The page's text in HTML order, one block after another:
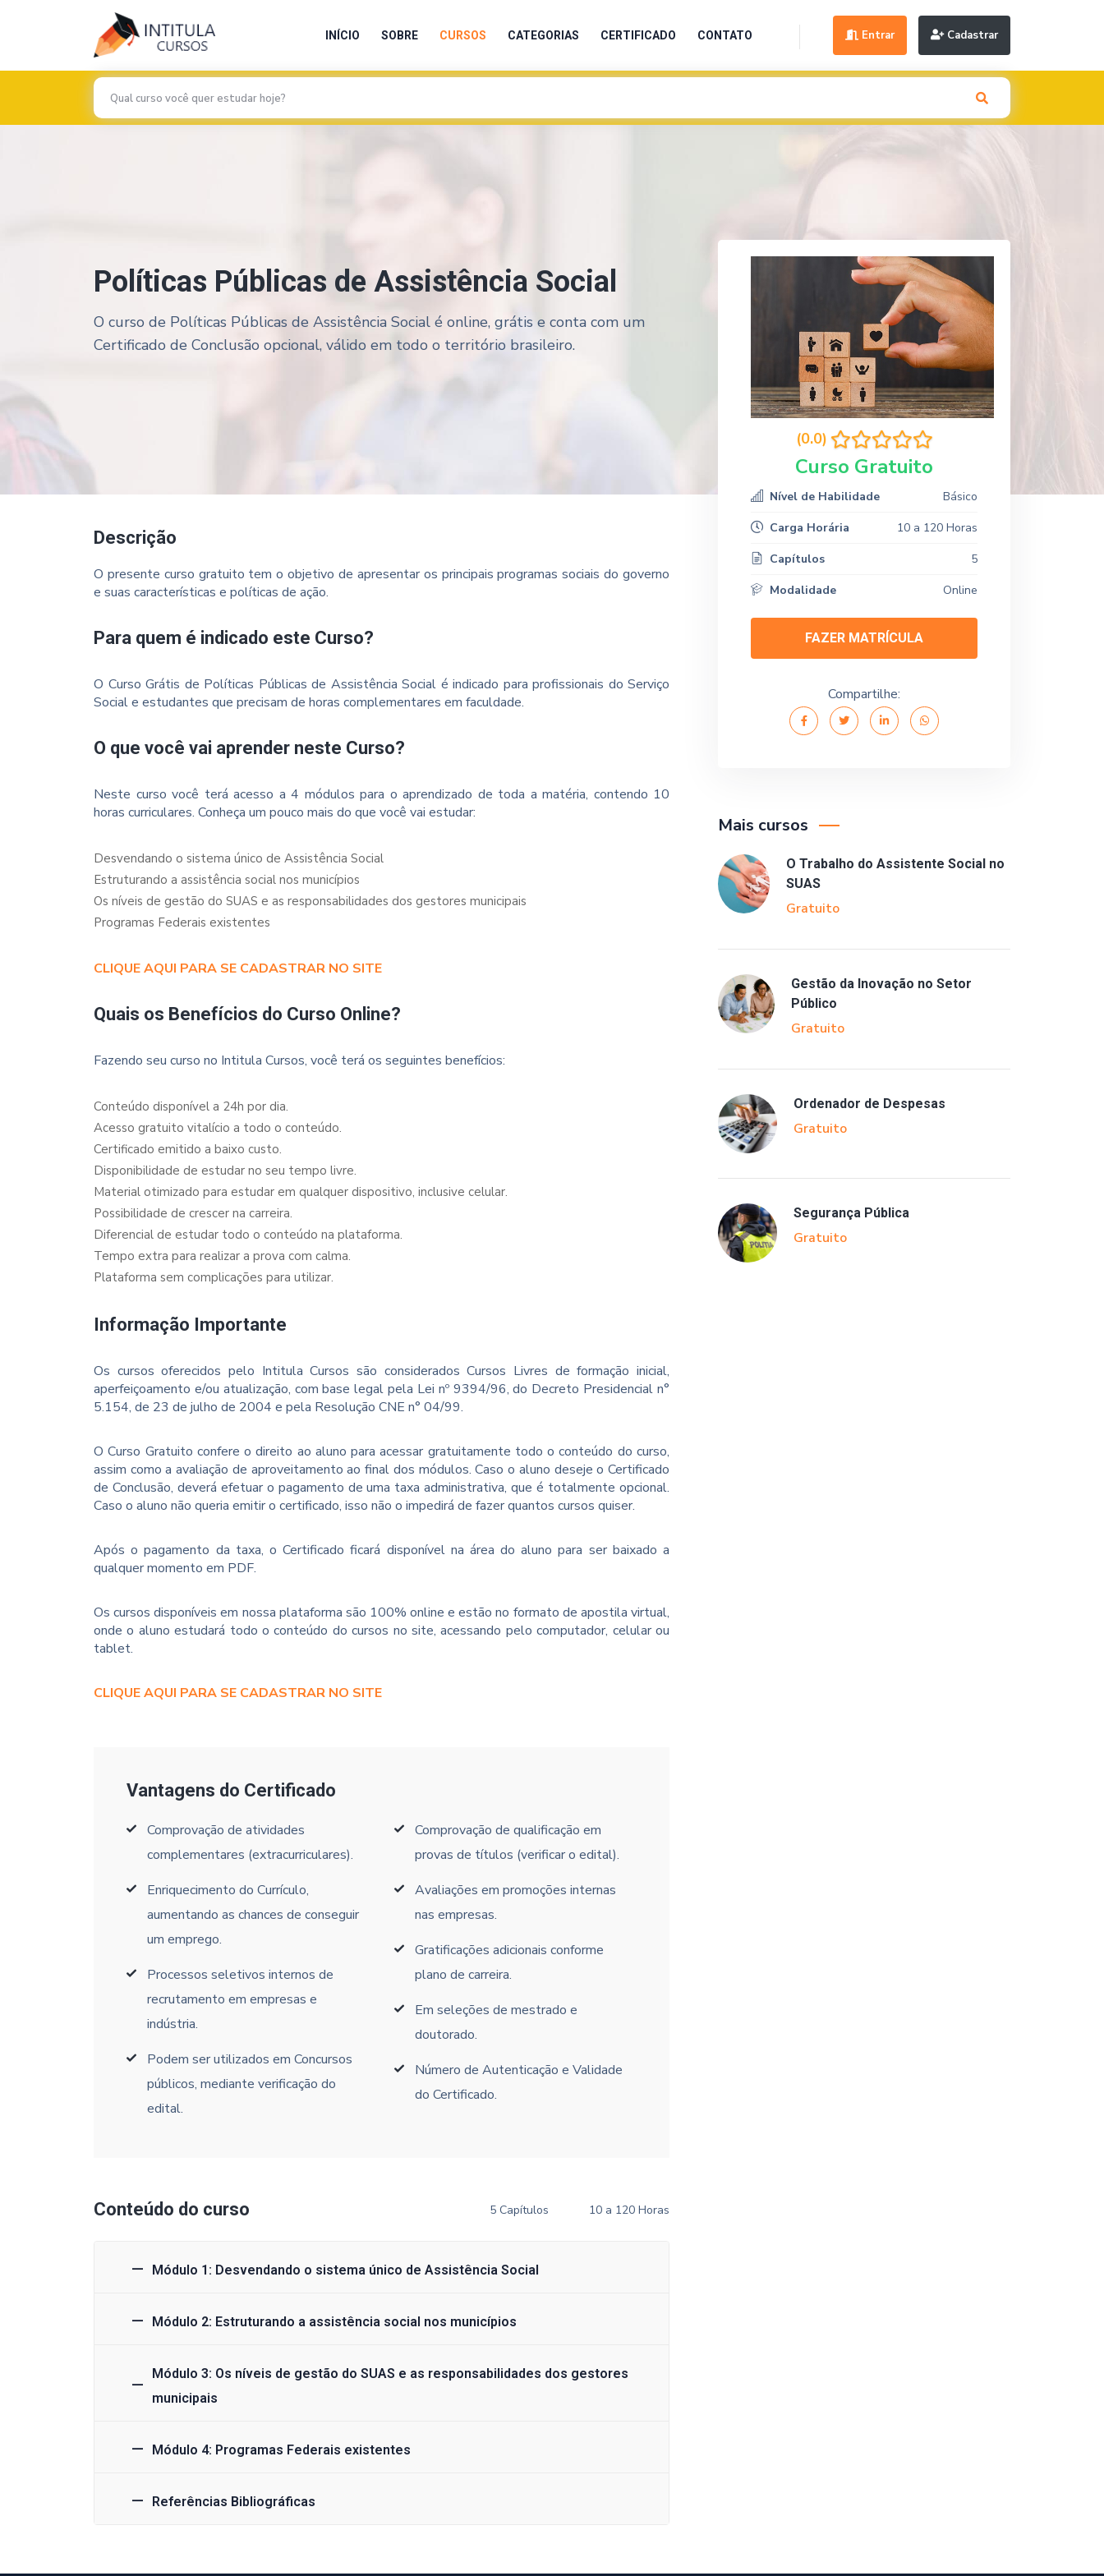
INÍCIO SOBRE CURSOS CATEGORIAS CERTIFICADO CONTATO Entrar Cadastrar
Políticas Públicas de Assistência Social
O curso de Políticas Públicas de Assistência Social é online, grátis e conta com um
Certificado de Conclusão opcional, válido em todo o território brasileiro.
Descrição
O presente curso gratuito tem o objetivo de apresentar os principais programas sociais do governo
e suas características e políticas de ação.
Para quem é indicado este Curso?
O Curso Grátis de Políticas Públicas de Assistência Social é indicado para profissionais do Serviço
Social e estudantes que precisam de horas complementares em faculdade.
O que você vai aprender neste Curso?
Neste curso você terá acesso a 4 módulos para o aprendizado de toda a matéria, contendo 10
horas curriculares. Conheça um pouco mais do que você vai estudar:
Desvendando o sistema único de Assistência Social
Estruturando a assistência social nos municípios
Os níveis de gestão do SUAS e as responsabilidades dos gestores municipais
Programas Federais existentes
CLIQUE AQUI PARA SE CADASTRAR NO SITE
Quais os Benefícios do Curso Online?
Fazendo seu curso no Intitula Cursos, você terá os seguintes benefícios:
Conteúdo disponível a 24h por dia.
Acesso gratuito vitalício a todo o conteúdo.
Certificado emitido a baixo custo.
Disponibilidade de estudar no seu tempo livre.
Material otimizado para estudar em qualquer dispositivo, inclusive celular.
Possibilidade de crescer na carreira.
Diferencial de estudar todo o conteúdo na plataforma.
Tempo extra para realizar a prova com calma.
Plataforma sem complicações para utilizar.
Informação Importante
Os cursos oferecidos pelo Intitula Cursos são considerados Cursos Livres de formação inicial,
aperfeiçoamento e/ou atualização, com base legal pela Lei nº 9394/96, do Decreto Presidencial n°
5.154, de 23 de julho de 2004 e pela Resolução CNE n° 04/99.
O Curso Gratuito confere o direito ao aluno para acessar gratuitamente todo o conteúdo do curso,
assim como a avaliação de aproveitamento ao final dos módulos. Caso o aluno deseje o Certificado
de Conclusão, deverá efetuar o pagamento de uma taxa administrativa, que é totalmente opcional.
Caso o aluno não queria emitir o certificado, isso não o impedirá de fazer quantos cursos quiser.
Após o pagamento da taxa, o Certificado ficará disponível na área do aluno para ser baixado a
qualquer momento em PDF.
Os cursos disponíveis em nossa plataforma são 100% online e estão no formato de apostila virtual,
onde o aluno estudará todo o conteúdo do cursos no site, acessando pelo computador, celular ou
tablet.
CLIQUE AQUI PARA SE CADASTRAR NO SITE
Vantagens do Certificado
Comprovação de atividades
complementares (extracurriculares).
Enriquecimento do Currículo,
aumentando as chances de conseguir
um emprego.
Processos seletivos internos de
recrutamento em empresas e
indústria.
Podem ser utilizados em Concursos
públicos, mediante verificação do
edital.
Comprovação de qualificação em
provas de títulos (verificar o edital).
Avaliações em promoções internas
nas empresas.
Gratificações adicionais conforme
plano de carreira.
Em seleções de mestrado e
doutorado.
Número de Autenticação e Validade
do Certificado.
Conteúdo do curso 5 Capítulos 10 a 120 Horas
Módulo 1: Desvendando o sistema único de Assistência Social
Módulo 2: Estruturando a assistência social nos municípios
Módulo 3: Os níveis de gestão do SUAS e as responsabilidades dos gestores
municipais
Módulo 4: Programas Federais existentes
Referências Bibliográficas
(0.0)
Curso Gratuito
Nível de Habilidade
Básico
Carga Horária
10 a 120 Horas
Capítulos
5
Modalidade
Online
FAZER MATRÍCULA
Compartilhe:
Mais cursos
O Trabalho do Assistente Social no
SUAS
Gratuito
Gestão da Inovação no Setor
Público
Gratuito
Ordenador de Despesas
Gratuito
Segurança Pública
Gratuito